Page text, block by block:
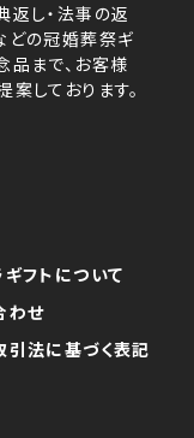
返し・法事の返
どの冠婚葬祭ギ
品まで、お客様
しております。
ギフトについて
わせ
引法に基づく表記